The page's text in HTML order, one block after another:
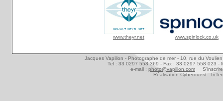
www.theyr.net www.spinlock.co.uk
Jacques Vapillon - Photographe de mer - 10, rue du
Tel : 33 0297 558 369 - Fax : 33 0297 558 023 -
e-mail : photo@vapillon.com
Réalisation Cyberouest -